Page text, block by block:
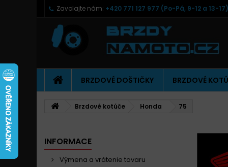
Zavolajte nám: +420 771 127 977 (Po-Pá, 9-12 a 13-17)
BRZDOVÉ DOŠTIČKY BRZDOVÉ
Brzdové kotúče Honda 75
INFORMACE
Výmena a vrátenie tovaru